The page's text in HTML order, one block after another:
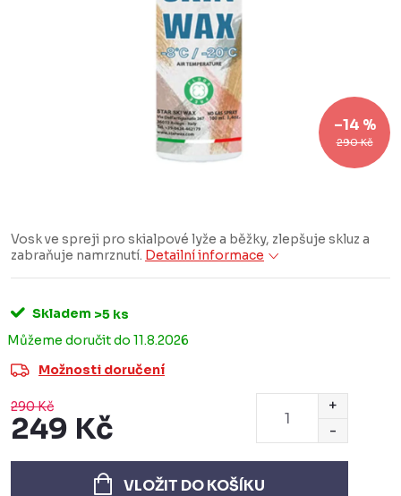
290 Kč
–14 %
Vosk ve spreji pro skialpové lyže a běžky, zlepšuje skluz a
zabraňuje namrznutí. Detailní informace
Skladem >5 ks
11.8.2026
Možnosti doručení
290 Kč
249 Kč
cena:
VLOŽIT DO KOŠÍKU